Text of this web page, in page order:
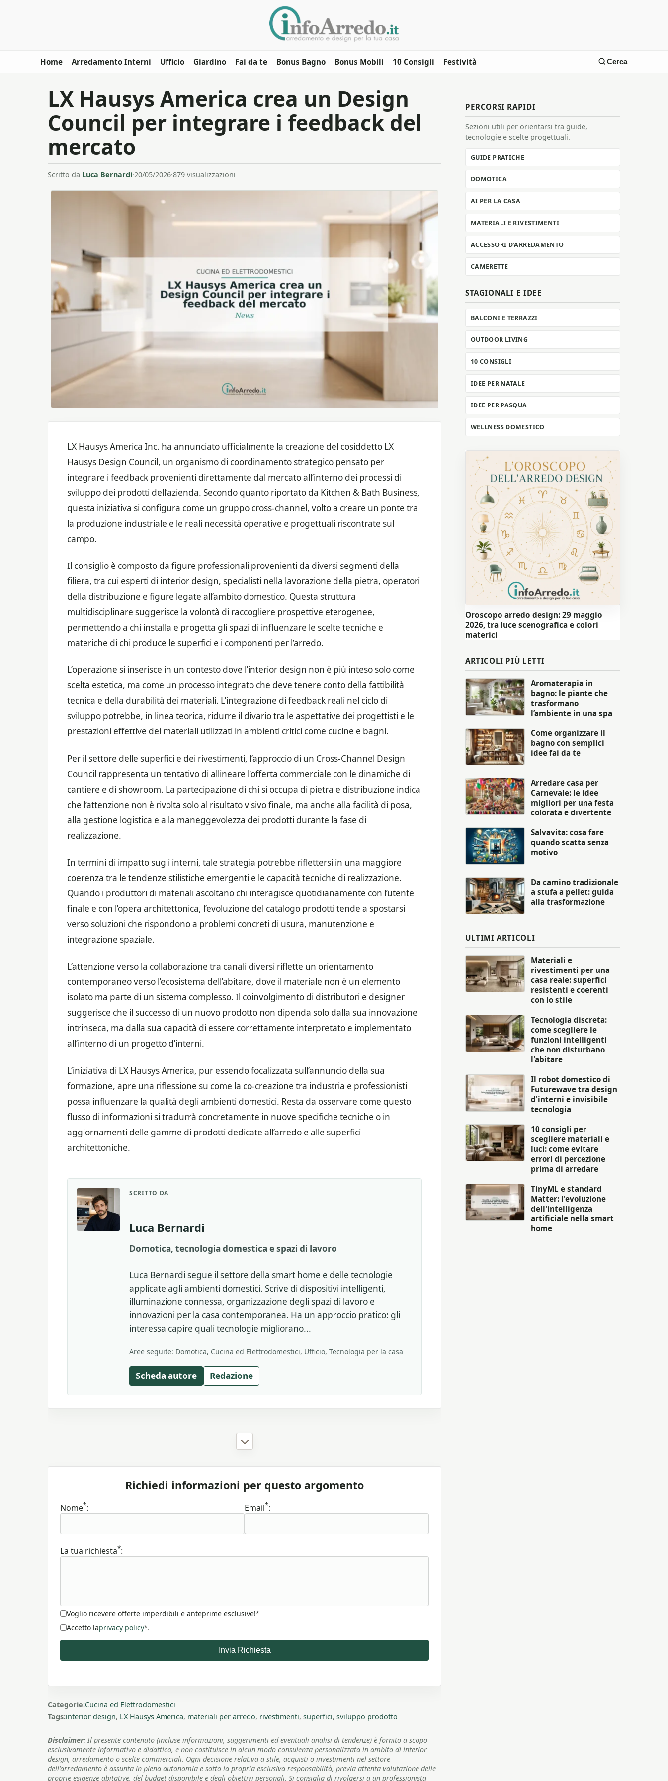
Home Arredamento Interni Ufficio Giardino Fai da te Bonus Bagno Bonus Mobili 10 Consigli Festività Cerca
LX Hausys America crea un Design
Council per integrare i feedback del
mercato
Scritto da Luca Bernardi·20/05/2026·879 visualizzazioni
LX Hausys America Inc. ha annunciato ufficialmente la creazione del cosiddetto LX
Hausys Design Council, un organismo di coordinamento strategico pensato per
integrare i feedback provenienti direttamente dal mercato all’interno dei processi di
sviluppo dei prodotti dell’azienda. Secondo quanto riportato da Kitchen & Bath Business,
questa iniziativa si configura come un gruppo cross-channel, volto a creare un ponte tra
la produzione industriale e le reali necessità operative e progettuali riscontrate sul
campo.
Il consiglio è composto da figure professionali provenienti da diversi segmenti della
filiera, tra cui esperti di interior design, specialisti nella lavorazione della pietra, operatori
della distribuzione e figure legate all’ambito domestico. Questa struttura
multidisciplinare suggerisce la volontà di raccogliere prospettive eterogenee,
permettendo a chi installa e progetta gli spazi di influenzare le scelte tecniche e
materiche di chi produce le superfici e i componenti per l’arredo.
L’operazione si inserisce in un contesto dove l’interior design non è più inteso solo come
scelta estetica, ma come un processo integrato che deve tenere conto della fattibilità
tecnica e della durabilità dei materiali. L’integrazione di feedback reali nel ciclo di
sviluppo potrebbe, in linea teorica, ridurre il divario tra le aspettative dei progettisti e le
prestazioni effettive dei materiali utilizzati in ambienti critici come cucine e bagni.
Per il settore delle superfici e dei rivestimenti, l’approccio di un Cross-Channel Design
Council rappresenta un tentativo di allineare l’offerta commerciale con le dinamiche di
cantiere e di showroom. La partecipazione di chi si occupa di pietra e distribuzione indica
che l’attenzione non è rivolta solo al risultato visivo finale, ma anche alla facilità di posa,
alla gestione logistica e alla maneggevolezza dei prodotti durante la fase di
realizzazione.
In termini di impatto sugli interni, tale strategia potrebbe riflettersi in una maggiore
coerenza tra le tendenze stilistiche emergenti e le capacità tecniche di realizzazione.
Quando i produttori di materiali ascoltano chi interagisce quotidianamente con l’utente
finale e con l’opera architettonica, l’evoluzione del catalogo prodotti tende a spostarsi
verso soluzioni che rispondono a problemi concreti di usura, manutenzione e
integrazione spaziale.
L’attenzione verso la collaborazione tra canali diversi riflette un orientamento
contemporaneo verso l’ecosistema dell’abitare, dove il materiale non è un elemento
isolato ma parte di un sistema complesso. Il coinvolgimento di distributori e designer
suggerisce che il successo di un nuovo prodotto non dipenda solo dalla sua innovazione
intrinseca, ma dalla sua capacità di essere correttamente interpretato e implementato
all’interno di un progetto d’interni.
L’iniziativa di LX Hausys America, pur essendo focalizzata sull’annuncio della sua
formazione, apre una riflessione su come la co-creazione tra industria e professionisti
possa influenzare la qualità degli ambienti domestici. Resta da osservare come questo
flusso di informazioni si tradurrà concretamente in nuove specifiche tecniche o in
aggiornamenti delle gamme di prodotti dedicate all’arredo e alle superfici
architettoniche.
SCRITTO DA
Luca Bernardi
Domotica, tecnologia domestica e spazi di lavoro
Luca Bernardi segue il settore della smart home e delle tecnologie
applicate agli ambienti domestici. Scrive di dispositivi intelligenti,
illuminazione connessa, organizzazione degli spazi di lavoro e
innovazioni per la casa contemporanea. Ha un approccio pratico: gli
interessa capire quali tecnologie migliorano...
Aree seguite: Domotica, Cucina ed Elettrodomestici, Ufficio, Tecnologia per la casa
Scheda autore Redazione
Richiedi informazioni per questo argomento
Nome*: Email*:
La tua richiesta*:
Voglio ricevere offerte imperdibili e anteprime esclusive!*
Accetto laprivacy policy*.
Invia Richiesta
Categorie:Cucina ed Elettrodomestici
Tags:interior design, LX Hausys America, materiali per arredo, rivestimenti, superfici, sviluppo prodotto
Disclaimer: Il presente contenuto (incluse informazioni, suggerimenti ed eventuali analisi di tendenze) è fornito a scopo
esclusivamente informativo e didattico, e non costituisce in alcun modo consulenza personalizzata in ambito di interior
design, arredamento o scelte commerciali. Ogni decisione relativa a stile, acquisti o investimenti nel settore
dell’arredamento è assunta in piena autonomia e sotto la propria esclusiva responsabilità, previa attenta valutazione delle
proprie esigenze abitative, del budget disponibile e degli obiettivi personali. Si consiglia di rivolgersi a un professionista
PERCORSI RAPIDI
Sezioni utili per orientarsi tra guide,
tecnologie e scelte progettuali.
GUIDE PRATICHE
DOMOTICA
AI PER LA CASA
MATERIALI E RIVESTIMENTI
ACCESSORI D’ARREDAMENTO
CAMERETTE
STAGIONALI E IDEE
BALCONI E TERRAZZI
OUTDOOR LIVING
10 CONSIGLI
IDEE PER NATALE
IDEE PER PASQUA
WELLNESS DOMESTICO
Oroscopo arredo design: 29 maggio
2026, tra luce scenografica e colori
materici
ARTICOLI PIÙ LETTI
Aromaterapia in
bagno: le piante che
trasformano
l’ambiente in una spa
Come organizzare il
bagno con semplici
idee fai da te
Arredare casa per
Carnevale: le idee
migliori per una festa
colorata e divertente
Salvavita: cosa fare
quando scatta senza
motivo
Da camino tradizionale
a stufa a pellet: guida
alla trasformazione
ULTIMI ARTICOLI
Materiali e
rivestimenti per una
casa reale: superfici
resistenti e coerenti
con lo stile
Tecnologia discreta:
come scegliere le
funzioni intelligenti
che non disturbano
l'abitare
Il robot domestico di
Futurewave tra design
d'interni e invisibile
tecnologia
10 consigli per
scegliere materiali e
luci: come evitare
errori di percezione
prima di arredare
TinyML e standard
Matter: l'evoluzione
dell'intelligenza
artificiale nella smart
home